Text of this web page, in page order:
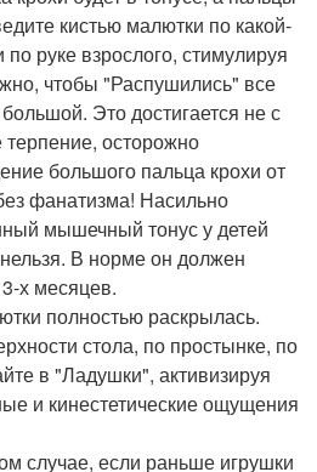
кистью малютки по какой-
руке взрослого, стимулируя
чтобы "Распушились" все
Это достигается не с
осторожно
большого пальца крохи от
фанатизма! Насильно
мышечный тонус у детей
В норме он должен
х месяцев.
полностью раскрылась.
стола, по простынке, по
в "Ладушки", активизируя
и кинестетические ощущения
случае, если раньше игрушки